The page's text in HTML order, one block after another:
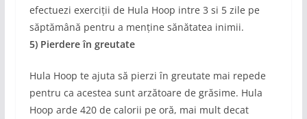
efectuezi exerciții de Hula Hoop intre 3 si 5 zile pe
săptămână pentru a menține sănătatea inimii.
5) Pierdere în greutate
Hula Hoop te ajuta să pierzi în greutate mai repede
pentru ca acestea sunt arzătoare de grăsime. Hula
Hoop arde 420 de calorii pe oră, mai mult decat